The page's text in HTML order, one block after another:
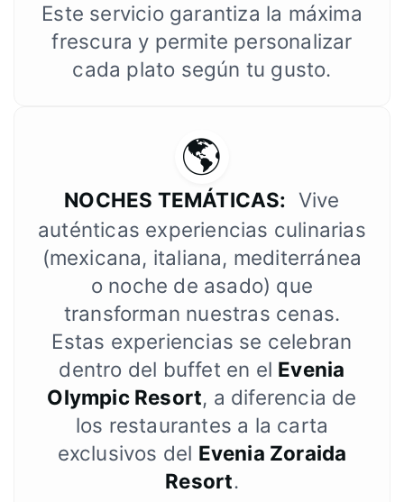
Este servicio garantiza la máxima
frescura y permite personalizar
cada plato según tu gusto.
🌎
NOCHES TEMÁTICAS: Vive
auténticas experiencias culinarias
(mexicana, italiana, mediterránea
o noche de asado) que
transforman nuestras cenas.
Estas experiencias se celebran
dentro del buffet en el Evenia
Olympic Resort, a diferencia de
los restaurantes a la carta
exclusivos del Evenia Zoraida
Resort.